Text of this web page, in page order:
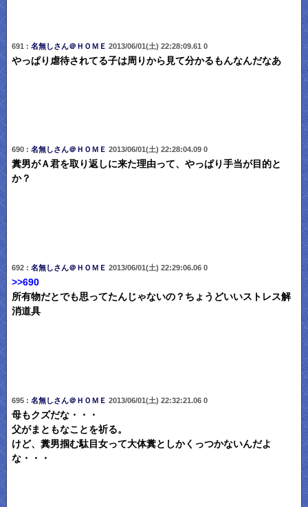
691 : 名無しさん＠ＨＯＭＥ 2013/06/01(土) 22:28:09.61 0
やっぱり虐待されてる子は周りから見て分かるもんなんだなあ
690 : 名無しさん＠ＨＯＭＥ 2013/06/01(土) 22:28:04.09 0
糞男がＡ君を取り返しに来た理由って、やっぱり手当が目的と
か？
692 : 名無しさん＠ＨＯＭＥ 2013/06/01(土) 22:29:06.06 0
>>690
所有物だとでも思ってたんじゃないの？ちょうどいいストレス解
消道具
695 : 名無しさん＠ＨＯＭＥ 2013/06/01(土) 22:32:21.06 0
母もクズだな・・・
父がまともなことを祈る。
けど、糞男掴む駄目女って大体糞としかくっつかないんだよ
な・・・